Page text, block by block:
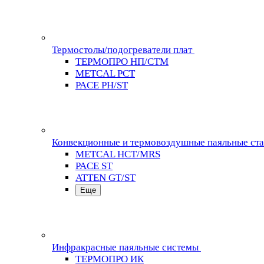
Термостолы/подогреватели плат
ТЕРМОПРО НП/СТМ
METCAL PCT
PACE PH/ST
Конвекционные и термовоздушные паяльные
METCAL HCT/MRS
PACE ST
ATTEN GT/ST
Еще
Инфракрасные паяльные системы
ТЕРМОПРО ИК